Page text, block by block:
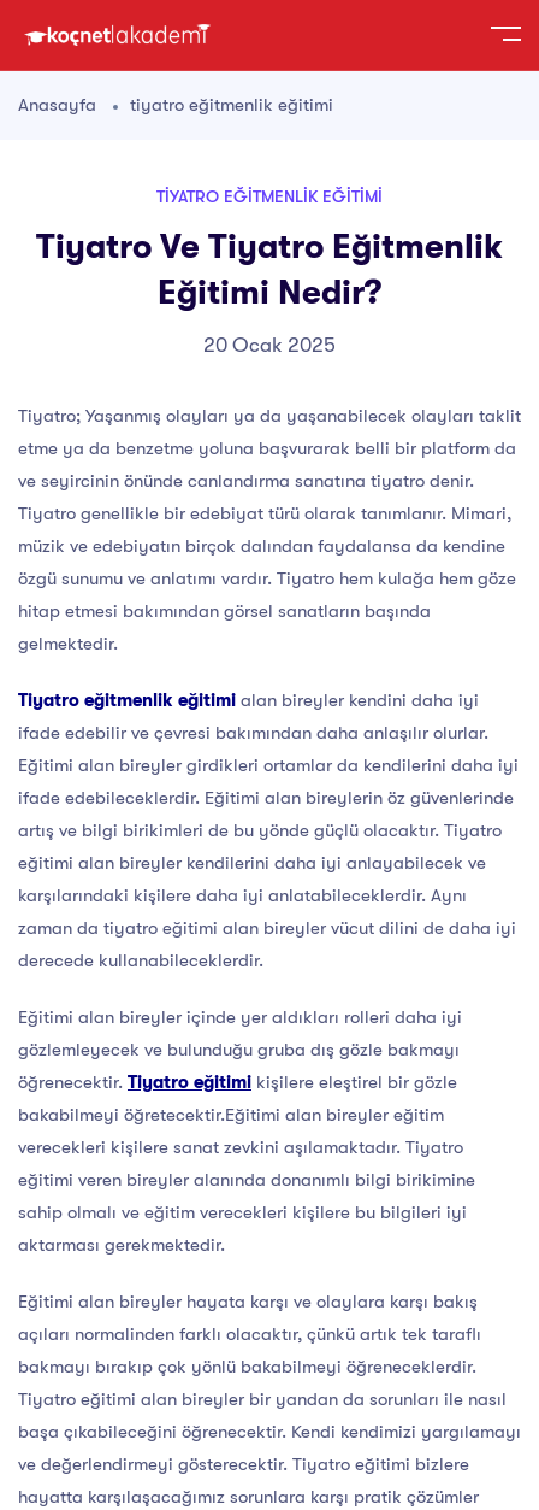
Anasayfa tiyatro eğitmenlik eğitimi
TIYATRO EĞITMENLIK EĞITIMI
Tiyatro Ve Tiyatro Eğitmenlik
Eğitimi Nedir?
20 Ocak 2025
Tiyatro; Yaşanmış olayları ya da yaşanabilecek olayları taklit
etme ya da benzetme yoluna başvurarak belli bir platform da
ve seyircinin önünde canlandırma sanatına tiyatro denir.
Tiyatro genellikle bir edebiyat türü olarak tanımlanır. Mimari,
müzik ve edebiyatın birçok dalından faydalansa da kendine
özgü sunumu ve anlatımı vardır. Tiyatro hem kulağa hem göze
hitap etmesi bakımından görsel sanatların başında
gelmektedir.
Tiyatro eğitmenlik eğitimi alan bireyler kendini daha iyi
ifade edebilir ve çevresi bakımından daha anlaşılır olurlar.
Eğitimi alan bireyler girdikleri ortamlar da kendilerini daha iyi
ifade edebileceklerdir. Eğitimi alan bireylerin öz güvenlerinde
artış ve bilgi birikimleri de bu yönde güçlü olacaktır. Tiyatro
eğitimi alan bireyler kendilerini daha iyi anlayabilecek ve
karşılarındaki kişilere daha iyi anlatabileceklerdir. Aynı
zaman da tiyatro eğitimi alan bireyler vücut dilini de daha iyi
derecede kullanabileceklerdir.
Eğitimi alan bireyler içinde yer aldıkları rolleri daha iyi
gözlemleyecek ve bulunduğu gruba dış gözle bakmayı
öğrenecektir. Tiyatro eğitimi kişilere eleştirel bir gözle
bakabilmeyi öğretecektir.Eğitimi alan bireyler eğitim
verecekleri kişilere sanat zevkini aşılamaktadır. Tiyatro
eğitimi veren bireyler alanında donanımlı bilgi birikimine
sahip olmalı ve eğitim verecekleri kişilere bu bilgileri iyi
aktarması gerekmektedir.
Eğitimi alan bireyler hayata karşı ve olaylara karşı bakış
açıları normalinden farklı olacaktır, çünkü artık tek taraflı
bakmayı bırakıp çok yönlü bakabilmeyi öğreneceklerdir.
Tiyatro eğitimi alan bireyler bir yandan da sorunları ile nasıl
başa çıkabileceğini öğrenecektir. Kendi kendimizi yargılamayı
ve değerlendirmeyi gösterecektir. Tiyatro eğitimi bizlere
hayatta karşılaşacağımız sorunlara karşı pratik çözümler